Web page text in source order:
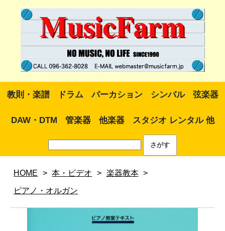
教則・楽譜 ドラム パーカション シンバル 弦楽器
DAW・DTM 管楽器 他楽器 スタジオ レンタル 他
HOME > 本・ビデオ > 楽器教本 >
ピアノ・オルガン